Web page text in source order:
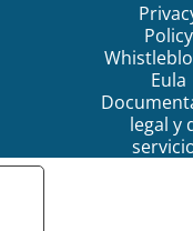
Policy
Eula
legal y